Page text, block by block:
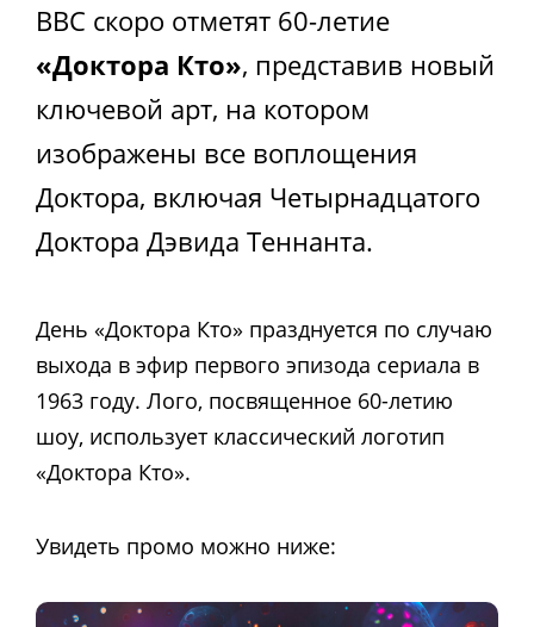
BBC скоро отметят 60-летие
«Доктора Кто», представив новый
ключевой арт, на котором
изображены все воплощения
Доктора, включая Четырнадцатого
Доктора Дэвида Теннанта.
День «Доктора Кто» празднуется по случаю
выхода в эфир первого эпизода сериала в
1963 году. Лого, посвященное 60-летию
шоу, использует классический логотип
«Доктора Кто».
Увидеть промо можно ниже: